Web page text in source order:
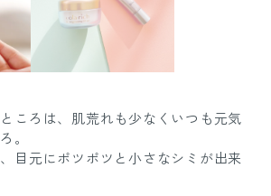
ころは、肌荒れも少なくいつも元気
。
目元にポツポツと小さなシミが出来